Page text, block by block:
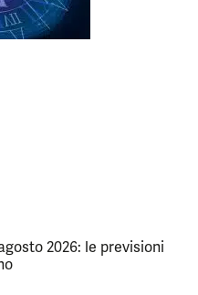
2026: le previsioni